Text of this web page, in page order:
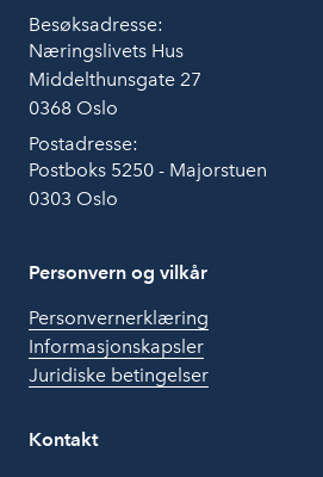
Besøksadresse:
Næringslivets Hus
Middelthunsgate 27
0368 Oslo
Postadresse:
Postboks 5250 - Majorstuen
0303 Oslo
Personvern og vilkår
Personvernerklæring
Informasjonskapsler
Juridiske betingelser
Kontakt